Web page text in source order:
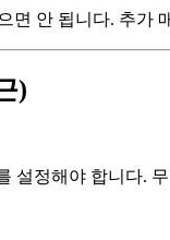
면 안 됩니다. 추
)
설정해야 합니다.